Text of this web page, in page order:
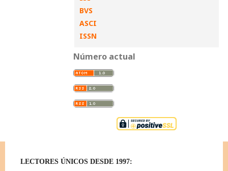
BVS
ASCI
ISSN
Número actual
LECTORES ÚNICOS DESDE 1997: